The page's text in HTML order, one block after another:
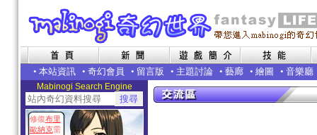
• 本站資訊 • 奇幻會員 • 留言版 • 主題討論 • 藝廊 • 繪圖 • 音樂廳
Mabinogi Search Engine
修復布里
歐納克需